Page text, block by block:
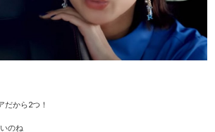
だから2つ！
のね